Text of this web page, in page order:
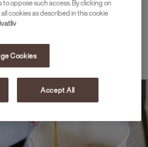
Læs mere
oppose such access. By clicking on
cookies as described in this cookie
Cookies
Accept All